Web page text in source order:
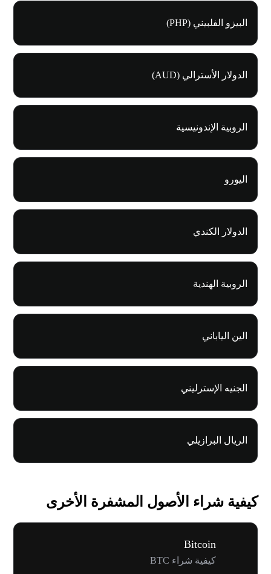
البيزو الفلبيني (PHP)
الدولار الأسترالي (AUD)
الروبية الإندونيسية
اليورو
الدولار الكندي
الروبية الهندية
الين الياباني
الجنيه الإسترليني
الريال البرازيلي
كيفية شراء الأصول المشفرة الأخرى
Bitcoin
كيفية شراء BTC